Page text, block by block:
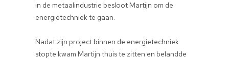
in de metaalindustrie besloot Martijn om de
energietechniek te gaan.
Nadat zijn project binnen de energietechniek
stopte kwam Martijn thuis te zitten en belandde